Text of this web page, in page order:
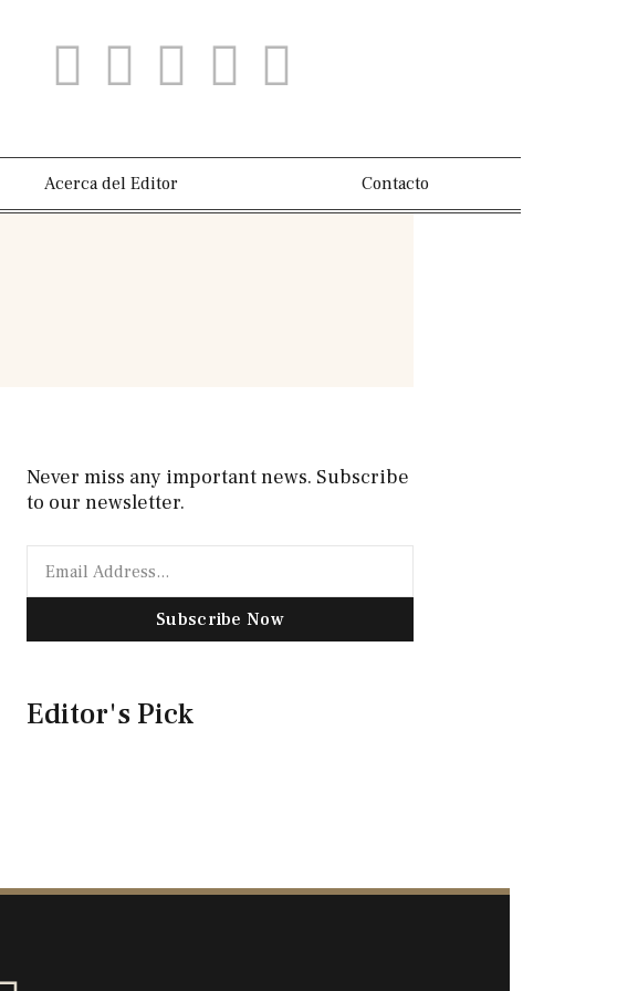
Acerca del Editor Contacto
Never miss any important news. Subscribe
to our newsletter.
Subscribe Now
Editor's Pick